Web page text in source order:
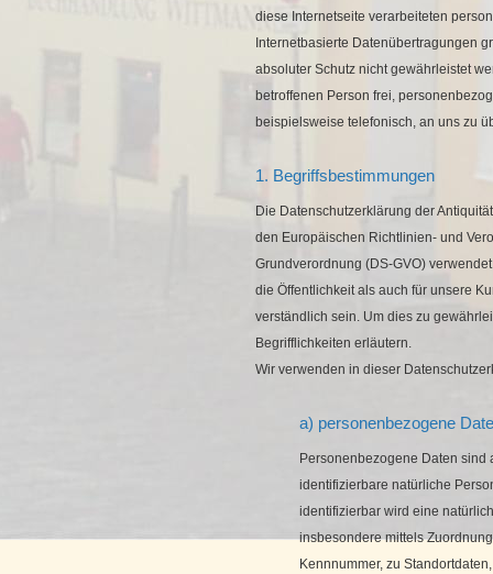
diese Internetseite verarbeiteten
Internetbasierte Datenübertragungen
absoluter Schutz nicht gewährleistet
betroffenen Person frei,
beispielsweise telefonisch, an uns zu
1. Begriffsbestimmungen
Die Datenschutzerklärung der
den Europäischen Richtlinien- und
Grundverordnung (DS-GVO)
die Öffentlichkeit als auch für unsere
verständlich sein. Um dies zu
Begrifflichkeiten erläutern.
Wir verwenden in dieser
a) personenbezogene
Personenbezogene Daten
identifizierbare natürliche
identifizierbar wird eine
insbesondere mittels
Kennnummer, zu